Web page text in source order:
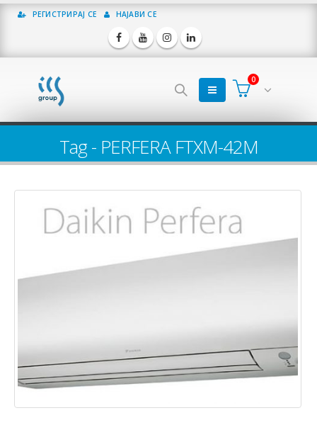
РЕГИСТРИРАЈ СЕ НАЈАВИ СЕ
0
Tag - PERFERA FTXM-42M